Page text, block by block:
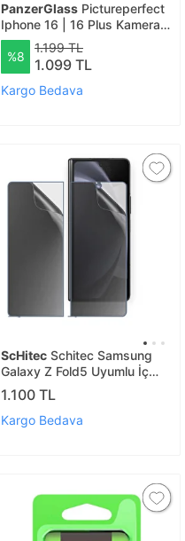
PanzerGlass Pictureperfect
Iphone 16 | 16 Plus Kamera
Lens Koruyucu
%8
1.199 TL
1.099 TL
Kargo Bedava
ScHitec Schitec Samsung
Galaxy Z Fold5 Uyumlu İç
Ekran Hayalet Privacy
Hidrojel Koruyucu
1.100 TL
Kargo Bedava